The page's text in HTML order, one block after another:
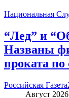
Национальная
“Лед” и
Названы
проката по
Российская Газета
Август 2026